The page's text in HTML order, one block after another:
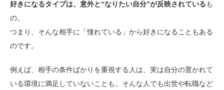
好きになるタイプは、意外と“なりたい自分”が反映されている も
の。
つまり、そんな相手に「憧れている」から好きになることもある
のです。
例えば、相手の条件ばかりを重視する人は、実は自分の置かれて
いる環境に満足していないことも。そんな人でも出世や転職など